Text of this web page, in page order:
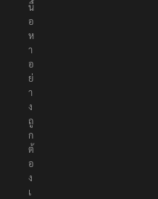
นื้
อ
ห
า
อ
ย่
า
ง
ถู
ก
ต้
อ
ง
เ